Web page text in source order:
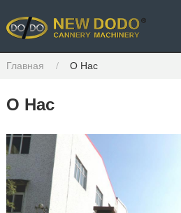
Главная О Нас
О Нас